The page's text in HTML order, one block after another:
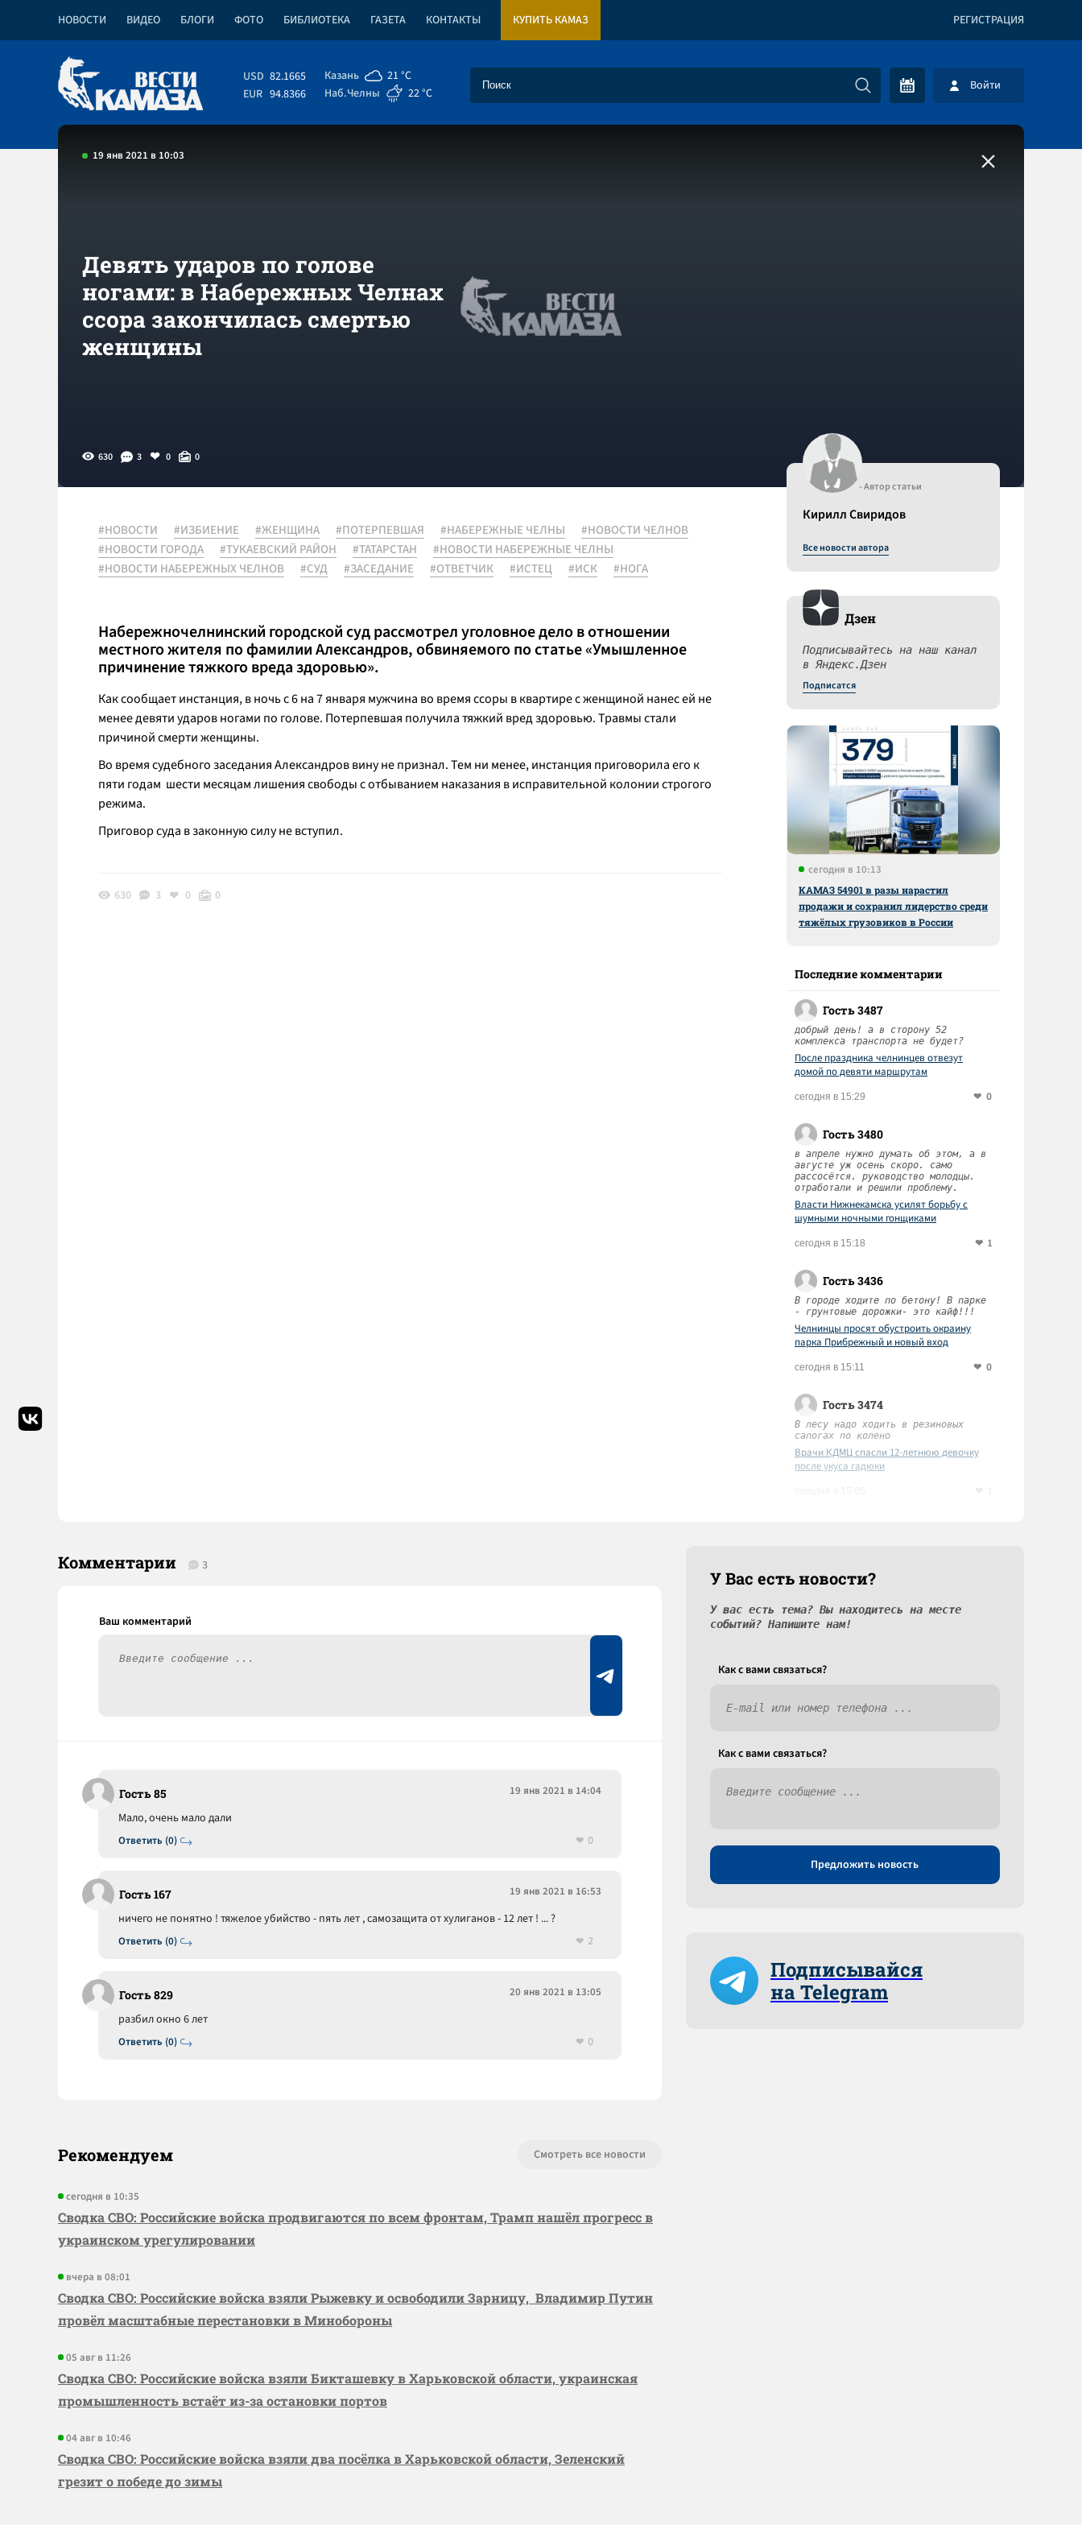
НОВОСТИ ВИДЕО БЛОГИ ФОТО БИБЛИОТЕКА ГАЗЕТА КОНТАКТЫ КУПИТЬ КАМАЗ РЕГИСТРАЦИЯ
USD 82.1665
EUR 94.8366
Казань
21 °C
Наб.Челны
22 °C Войти
19 янв 2021 в 10:03
Девять ударов по голове
ногами: в Набережных Челнах
ссора закончилась смертью
женщины
630 3 0 0
#НОВОСТИ #ИЗБИЕНИЕ #ЖЕНЩИНА #ПОТЕРПЕВШАЯ #НАБЕРЕЖНЫЕ ЧЕЛНЫ
#НОВОСТИ ЧЕЛНОВ
#НОВОСТИ ГОРОДА
#ТУКАЕВСКИЙ РАЙОН #ТАТАРСТАН
#НОВОСТИ НАБЕРЕЖНЫЕ ЧЕЛНЫ
#НОВОСТИ НАБЕРЕЖНЫХ ЧЕЛНОВ
#СУД #ЗАСЕДАНИЕ #ОТВЕТЧИК #ИСТЕЦ #ИСК #НОГА
Набережночелнинский городской суд рассмотрел уголовное дело в отношении
местного жителя по фамилии Александров, обвиняемого по статье «Умышленное
причинение тяжкого вреда здоровью».
Как сообщает инстанция, в ночь с 6 на 7 января мужчина во время ссоры в квартире с женщиной нанес ей не
менее девяти ударов ногами по голове. Потерпевшая получила тяжкий вред здоровью. Травмы стали
причиной смерти женщины.
Во время судебного заседания Александров вину не признал. Тем ни менее, инстанция приговорила его к
пяти годам шести месяцам лишения свободы с отбыванием наказания в исправительной колонии строгого
режима.
Приговор суда в законную силу не вступил.
630 3 0 0
- Автор статьи
Кирилл Свиридов
Все новости автора
Дзен
Подписывайтесь на наш канал
в Яндекс.Дзен
Подписатся
сегодня в 10:13
КАМАЗ 54901 в разы нарастил
продажи и сохранил лидерство среди
тяжёлых грузовиков в России
Последние комментарии
Гость 3487
добрый день! а в сторону 52
комплекса транспорта не будет?
После праздника челнинцев отвезут
домой по девяти маршрутам
сегодня в 15:29 0
Гость 3480
в апреле нужно думать об этом, а в
августе уж осень скоро. само
рассосётся. руководство молодцы.
отработали и решили проблему.
Власти Нижнекамска усилят борьбу с
шумными ночными гонщиками
сегодня в 15:18 1
Гость 3436
В городе ходите по бетону! В парке
- грунтовые дорожки- это кайф!!!
Челнинцы просят обустроить окраину
парка Прибрежный и новый вход
сегодня в 15:11 0
Гость 3474
В лесу надо ходить в резиновых
сапогах по колено
Врачи КДМЦ спасли 12-летнюю девочку
после укуса гадюки
Комментарии 3
Гость 85 19 янв 2021 в 14:04
Ответить (0)
Мало, очень мало дали
0
Гость 167 19 янв 2021 в 16:53
Ответить (0)
ничего не понятно ! тяжелое убийство - пять лет , самозащита от хулиганов - 12 лет ! ... ?
2
Гость 829 20 янв 2021 в 13:05
Ответить (0)
разбил окно 6 лет
0
Рекомендуем Смотреть все новости
сегодня в 10:35
Сводка СВО: Российские войска продвигаются по всем фронтам, Трамп нашёл прогресс в
украинском урегулировании
вчера в 08:01
Сводка СВО: Российские войска взяли Рыжевку и освободили Зарницу, Владимир Путин
провёл масштабные перестановки в Минобороны
05 авг в 11:26
Сводка СВО: Российские войска взяли Бикташевку в Харьковской области, украинская
промышленность встаёт из-за остановки портов
04 авг в 10:46
Сводка СВО: Российские войска взяли два посёлка в Харьковской области, Зеленский
грезит о победе до зимы
У Вас есть новости?
У вас есть тема? Вы находитесь на месте
событий? Напишите нам!
Как c вами связаться?
Как c вами связаться?
Предложить новость
Подписывайся
на Telegram